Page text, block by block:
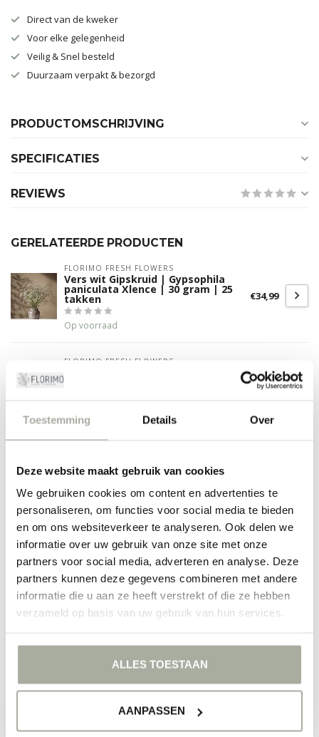
Toestemming Details Over
Deze website maakt gebruik van cookies
We gebruiken cookies om content en advertenties te
personaliseren, om functies voor social media te bieden
en om ons websiteverkeer te analyseren. Ook delen we
informatie over uw gebruik van onze site met onze
partners voor social media, adverteren en analyse. Deze
partners kunnen deze gegevens combineren met andere
informatie die u aan ze heeft verstrekt of die ze hebben
verzameld op basis van uw gebruik van hun services.
ALLES TOESTAAN
AANPASSEN
Direct van de kweker
Voor elke gelegenheid
Veilig & Snel besteld
Duurzaam verpakt & bezorgd
PRODUCTOMSCHRIJVING
SPECIFICATIES
REVIEWS
GERELATEERDE PRODUCTEN
FLORIMO FRESH FLOWERS
Vers wit Gipskruid | Gypsophila
paniculata Xlence | 30 gram | 25
takken
Op voorraad
€34,99
FLORIMO FRESH FLOWERS
Op voorraad
€14,90
Verse Eucalyptus Parvifolia | 350 -
400 gram per bos | Lengte 65 - 70
centimeter | Per bos
Op voorraad
€9,90
VRAGEN AAN ONZE
BLOEMENSPECIALISTEN?
App ons op +31 6 1558 3396of mail naar
support@florimo.nl
We helpen je graag
verder!
RECENT BEKEKEN